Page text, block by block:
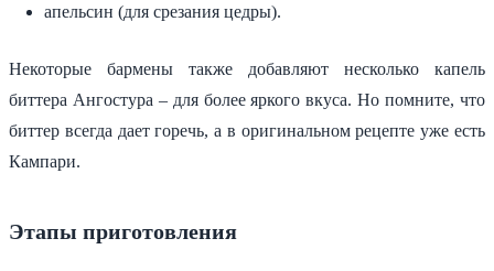
апельсин (для срезания цедры).
Некоторые бармены также добавляют несколько капель
биттера Ангостура – для более яркого вкуса. Но помните, что
биттер всегда дает горечь, а в оригинальном рецепте уже есть
Кампари.
Этапы приготовления